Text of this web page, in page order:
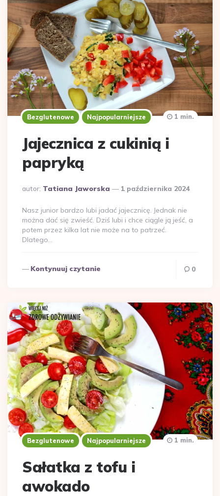
Bezglutenowe Najpopularniejsze
Jajecznica z cukinią i
papryką
Dodane
autor: Tatiana Jaworska 1 października 2024
1 min.
Nasz junior bardzo lubi jadać jajecznicę. Jednak nie
można dać się zwieść. Dziś lubi i chce ciągle ją jeść, a
potem przez kilka lat nie może na to patrzeć.
Dlatego…
Kontynuuj czytanie 0
Bezglutenowe Najpopularniejsze
Sałatka z tofu i
awokado
1 min.